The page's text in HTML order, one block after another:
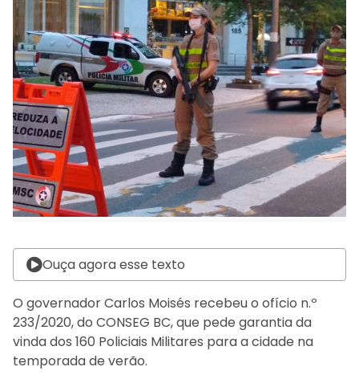
Ouça agora esse texto
O governador Carlos Moisés recebeu o ofício n.º
233/2020, do CONSEG BC, que pede garantia da
vinda dos 160 Policiais Militares para a cidade na
temporada de verão.